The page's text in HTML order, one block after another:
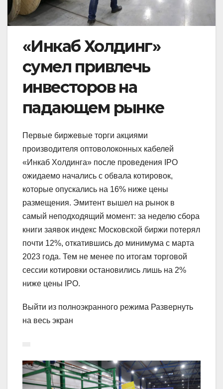
«Инкаб Холдинг»
сумел привлечь
инвесторов на
падающем рынке
Первые биржевые торги акциями
производителя оптоволоконных кабелей
«Инкаб Холдинга» после проведения IPO
ожидаемо начались с обвала котировок,
которые опускались на 16% ниже цены
размещения. Эмитент вышел на рынок в
самый неподходящий момент: за неделю сбора
книги заявок индекс Московской биржи потерял
почти 12%, откатившись до минимума с марта
2023 года. Тем не менее по итогам торговой
сессии котировки остановились лишь на 2%
ниже цены IPO.
Выйти из полноэкранного режима Развернуть
на весь экран